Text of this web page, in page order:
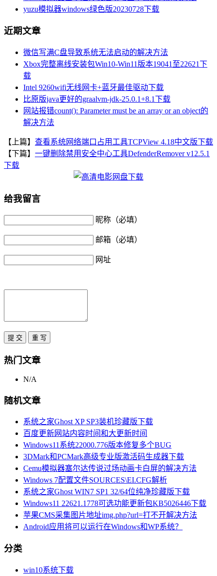
yuzu模拟器windows绿色版20230728下载
近期文章
微信写满C盘导致系统无法启动的解决方法
Xbox完整离线安装包Win10-Win11版本19041至22621下
载
Intel 9260wifi无线网卡+蓝牙最佳驱动下载
比原版java更好的graalvm-jdk-25.0.1+8.1下载
网站报错count(): Parameter must be an array or an object的
解决方法
【上篇】 查看系统网络端口占用工具TCPView 4.18中文版下载
【下篇】 一键删除禁用安全中心工具DefenderRemover v12.5.1
下载
给我留言
昵称（必填）
邮箱（必填）
网址
热门文章
N/A
随机文章
系统之家Ghost XP SP3装机珍藏版下载
百度更新网站内容时间和大更新时间
Windows11系统22000.776版本修复多个BUG
3DMark和PCMark高级专业版激活码生成器下载
Cemu模拟器塞尔达传说过场动画卡白屏的解决方法
Windows 7配置文件SOURCES\EI.CFG解析
系统之家Ghost WIN7 SP1 32/64位纯净珍藏版下载
Windows11 22621.1778可选功能更新包KB5026446下载
苹果CMS采集图片地址img.php?url=打不开解决方法
Android应用将可以运行在Windows和WP系统？
分类
win10系统下载